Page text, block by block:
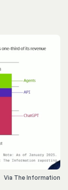
Via The Information